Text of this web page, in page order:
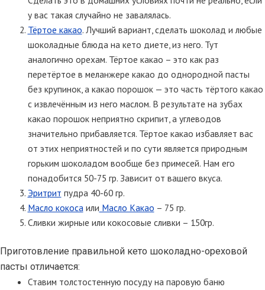
у вас такая случайно не завалялась.
Тёртое какао. Лучший вариант, сделать шоколад и любые
шоколадные блюда на кето диете, из него. Тут
аналогично орехам. Тёртое какао – это как раз
перетёртое в меланжере какао до однородной пасты
без крупинок, а какао порошок — это часть тёртого какао
с извлечённым из него маслом. В результате на зубах
какао порошок неприятно скрипит, а углеводов
значительно прибавляется. Тёртое какао избавляет вас
от этих неприятностей и по сути является природным
горьким шоколадом вообще без примесей. Нам его
понадобится 50-75 гр. Зависит от вашего вкуса.
Эритрит пудра 40-60 гр.
Масло кокоса или Масло Какао – 75 гр.
Сливки жирные или кокосовые сливки – 150гр.
Приготовление правильной кето шоколадно-ореховой
пасты отличается:
Ставим толстостенную посуду на паровую баню